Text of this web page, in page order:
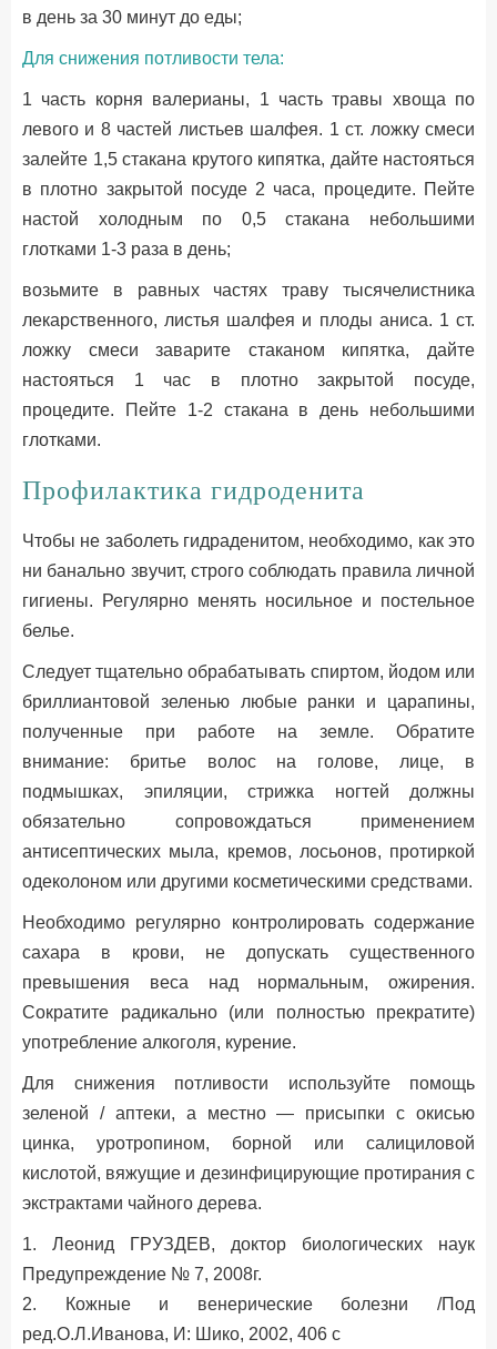
в день за 30 минут до еды;
Для снижения потливости тела:
1 часть корня валерианы, 1 часть травы хвоща по
левого и 8 частей листьев шалфея. 1 ст. ложку смеси
залейте 1,5 стакана крутого кипятка, дайте настояться
в плотно закрытой посуде 2 часа, процедите. Пейте
настой холодным по 0,5 стакана небольшими
глотками 1-3 раза в день;
возьмите в равных частях траву тысячелистника
лекарственного, листья шалфея и плоды аниса. 1 ст.
ложку смеси заварите стаканом кипятка, дайте
настояться 1 час в плотно закрытой посуде,
процедите. Пейте 1-2 стакана в день небольшими
глотками.
Профилактика гидроденита
Чтобы не заболеть гидраденитом, необходимо, как это
ни банально звучит, строго соблюдать правила личной
гигиены. Регулярно менять носильное и постельное
белье.
Следует тщательно обрабатывать спиртом, йодом или
бриллиантовой зеленью любые ранки и царапины,
полученные при работе на земле. Обратите
внимание: бритье волос на голове, лице, в
подмышках, эпиляции, стрижка ногтей должны
обязательно сопровождаться применением
антисептических мыла, кремов, лосьонов, протиркой
одеколоном или другими косметическими средствами.
Необходимо регулярно контролировать содержание
сахара в крови, не допускать существенного
превышения веса над нормальным, ожирения.
Сократите радикально (или полностью прекратите)
употребление алкоголя, курение.
Для снижения потливости используйте помощь
зеленой / аптеки, а местно — присыпки с окисью
цинка, уротропином, борной или салициловой
кислотой, вяжущие и дезинфицирующие протирания с
экстрактами чайного дерева.
1. Леонид ГРУЗДЕВ, доктор биологических наук
Предупреждение № 7, 2008г.
2. Кожные и венерические болезни /Под
ред.О.Л.Иванова, И: Шико, 2002, 406 с